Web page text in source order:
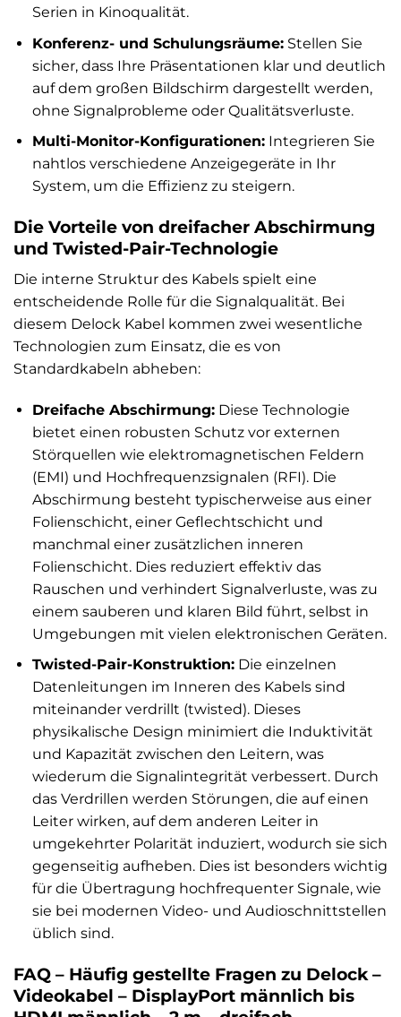
Serien in Kinoqualität.
Konferenz- und Schulungsräume:Stellen Sie
sicher, dass Ihre Präsentationen klar und deutlich
auf dem großen Bildschirm dargestellt werden,
ohne Signalprobleme oder Qualitätsverluste.
Multi-Monitor-Konfigurationen:Integrieren Sie
nahtlos verschiedene Anzeigegeräte in Ihr
System, um die Effizienz zu steigern.
Die Vorteile von dreifacher Abschirmung
und Twisted-Pair-Technologie
Die interne Struktur des Kabels spielt eine
entscheidende Rolle für die Signalqualität. Bei
diesem Delock Kabel kommen zwei wesentliche
Technologien zum Einsatz, die es von
Standardkabeln abheben:
Dreifache Abschirmung:Diese Technologie
bietet einen robusten Schutz vor externen
Störquellen wie elektromagnetischen Feldern
(EMI) und Hochfrequenzsignalen (RFI). Die
Abschirmung besteht typischerweise aus einer
Folienschicht, einer Geflechtschicht und
manchmal einer zusätzlichen inneren
Folienschicht. Dies reduziert effektiv das
Rauschen und verhindert Signalverluste, was zu
einem sauberen und klaren Bild führt, selbst in
Umgebungen mit vielen elektronischen Geräten.
Twisted-Pair-Konstruktion:Die einzelnen
Datenleitungen im Inneren des Kabels sind
miteinander verdrillt (twisted). Dieses
physikalische Design minimiert die Induktivität
und Kapazität zwischen den Leitern, was
wiederum die Signalintegrität verbessert. Durch
das Verdrillen werden Störungen, die auf einen
Leiter wirken, auf dem anderen Leiter in
umgekehrter Polarität induziert, wodurch sie sich
gegenseitig aufheben. Dies ist besonders wichtig
für die Übertragung hochfrequenter Signale, wie
sie bei modernen Video- und Audioschnittstellen
üblich sind.
FAQ – Häufig gestellte Fragen zu Delock –
Videokabel – DisplayPort männlich bis